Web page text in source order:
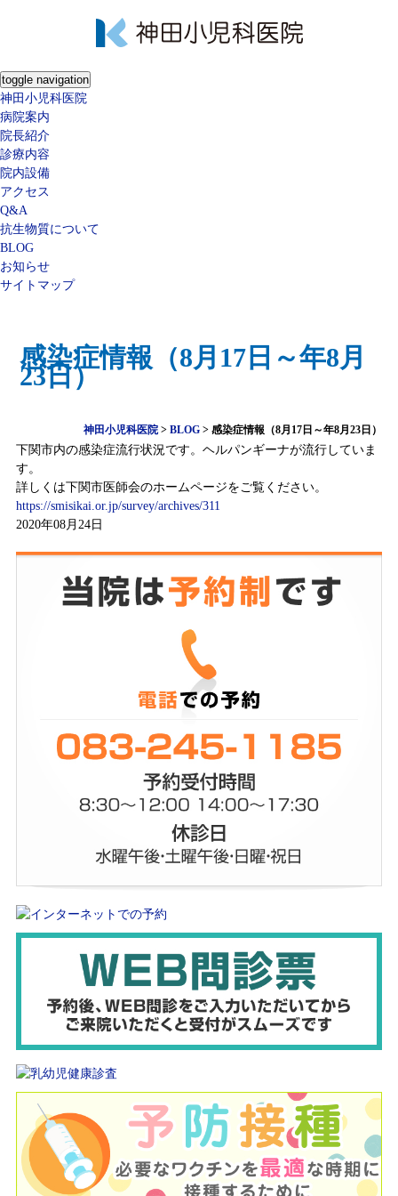
toggle navigation
神田小児科医院
病院案内
院長紹介
診療内容
院内設備
アクセス
Q&A
抗生物質について
BLOG
お知らせ
サイトマップ
感染症情報（8月17日～年8月
23日）
神田小児科医院 >BLOG >感染症情報（8月17日～年8月23日）
下関市内の感染症流行状況です。ヘルパンギーナが流行していま
す。
詳しくは下関市医師会のホームページをご覧ください。
https://smisikai.or.jp/survey/archives/311
2020年08月24日